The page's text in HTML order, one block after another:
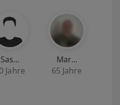
Sas…
Jahre
Mar…
65 Jahre